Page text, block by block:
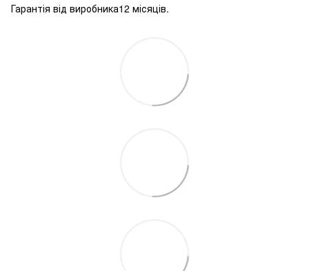
Гарантія від виробника12 місяців.